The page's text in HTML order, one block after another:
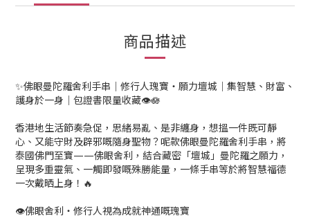
商品描述
✨佛眼曼陀羅舍利手串｜修行人瑰寶・願力壇城｜集智慧、財富、
護身於一身｜包證書限量收藏👁️🪷
香港地生活節奏急促，思緒易亂、是非纏身，想搵一件既可靜
心、又能守財及辟邪嘅隨身聖物？呢款佛眼曼陀羅舍利手串，將
泰國佛門至寶——佛眼舍利，結合藏密「壇城」曼陀羅之願力，
呈現多重靈氣、一觸即發嘅殊勝能量，一條手串等於將智慧福德
一次戴晒上身！🔥
👁️佛眼舍利・修行人視為成就神通嘅瑰寶